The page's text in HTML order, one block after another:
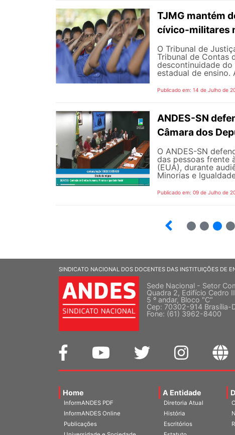
TJMG mantém
cívico-militares
O Tribunal de
Tribunal de Contas
descontinuidade
estadual de ensino.
Publicado em: 14 de Julho de
ANDES-SN
Câmara dos
O ANDES-SN
das pessoas frente
(EUA), durante
Minorias e
Publicado em: 09 de Julho de
SINDICATO NACIONAL DOS DOCENTES DAS INSTITUIÇÕES DE
Sede Nacional - Setor
Quadra 2, Edifício Cedro II
5 º andar, Bloco "C"
Cep: 70302-914 Brasília-
Fone: (61) 3962-8400
Home
InformANDES PDF
InformANDES Online
Publicações
A Entidade
Diretoria Atual
História
Escritórios